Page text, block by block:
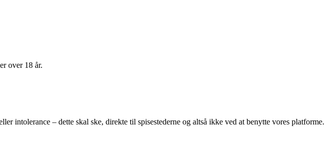
over 18 år.
intolerance – dette skal ske, direkte til spisestederne og altså ikke ved at benytte vores platforme.